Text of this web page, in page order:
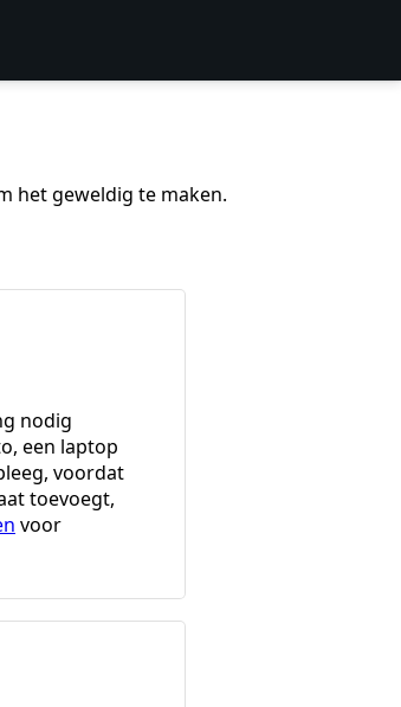
het geweldig te maken.
nodig
een laptop
voordat
toevoegt,
voor